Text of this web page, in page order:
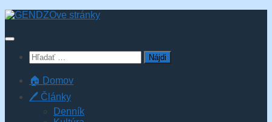
Skip
content
Hľadať:
🏠 Domov
🖊️ Články
Denník